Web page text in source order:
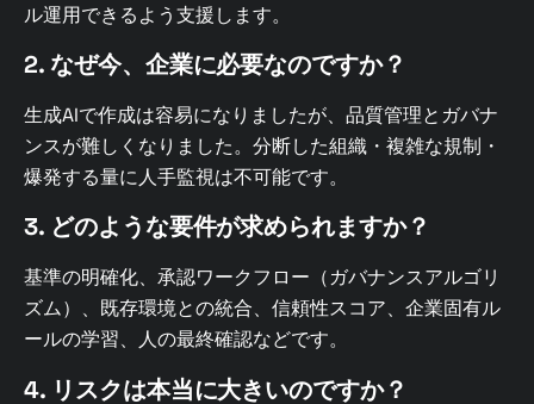
ル運用できるよう支援します。
2. なぜ今、企業に必要なのですか？
生成AIで作成は容易になりましたが、品質管理とガバナ
ンスが難しくなりました。分断した組織・複雑な規制・
爆発する量に人手監視は不可能です。
3. どのような要件が求められますか？
基準の明確化、承認ワークフロー（ガバナンスアルゴリ
ズム）、既存環境との統合、信頼性スコア、企業固有ル
ールの学習、人の最終確認などです。
4. リスクは本当に大きいのですか？